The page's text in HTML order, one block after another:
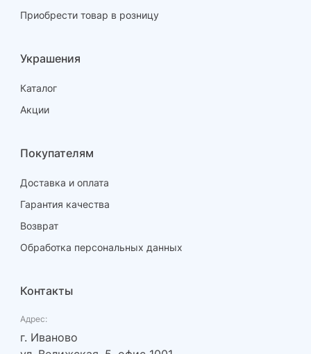
Приобрести товар в розницу
Украшения
Каталог
Акции
Покупателям
Доставка и оплата
Гарантия качества
Возврат
Обработка персональных данных
Контакты
Адрес:
г. Иваново